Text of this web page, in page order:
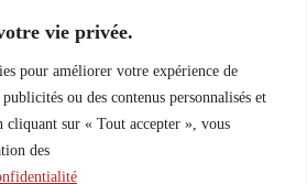
vie privée.
pour améliorer votre expérience de
ou des contenus personnalisés et
sur « Tout accepter », vous
des